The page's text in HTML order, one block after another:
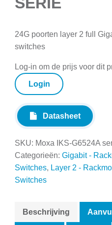
24G poorten layer 2 full
switches
Log-in om de prijs voor dit
Login
Datasheet
SKU: Moxa IKS-G6524A
Categorieën: Gigabit -
Switches, Layer 2 -
Switches
Beschrijving